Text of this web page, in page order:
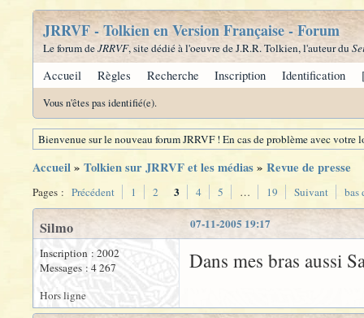
JRRVF - Tolkien en Version Française - Forum
Le forum deJRRVF, site dédié à l'oeuvre de J.R.R. Tolkien, l'auteur du
Accueil Règles Recherche Inscription Identification
Vous n'êtes pas identifié(e).
Bienvenue sur le nouveau forum JRRVF ! En cas de problème avec
Accueil» Tolkien sur JRRVF et les médias» Revue de presse
Pages : Précédent 1 2 3 4 5 … 19 Suivant bas
07-11-2005 19:17
Silmo
Inscription : 2002
Messages : 4 267
Dans mes bras aussi
Hors ligne